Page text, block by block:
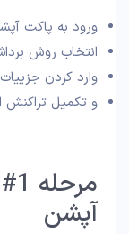
ورود به پاکت
انتخاب روش
وارد کردن
و تکمیل
آپشن